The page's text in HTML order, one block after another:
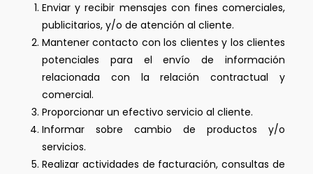
Enviar y recibir mensajes con fines comerciales,
publicitarios, y/o de atención al cliente.
Mantener contacto con los clientes y los clientes
potenciales para el envío de información
relacionada con la relación contractual y
comercial.
Proporcionar un efectivo servicio al cliente.
Informar sobre cambio de productos y/o
servicios.
Realizar actividades de facturación, consultas de